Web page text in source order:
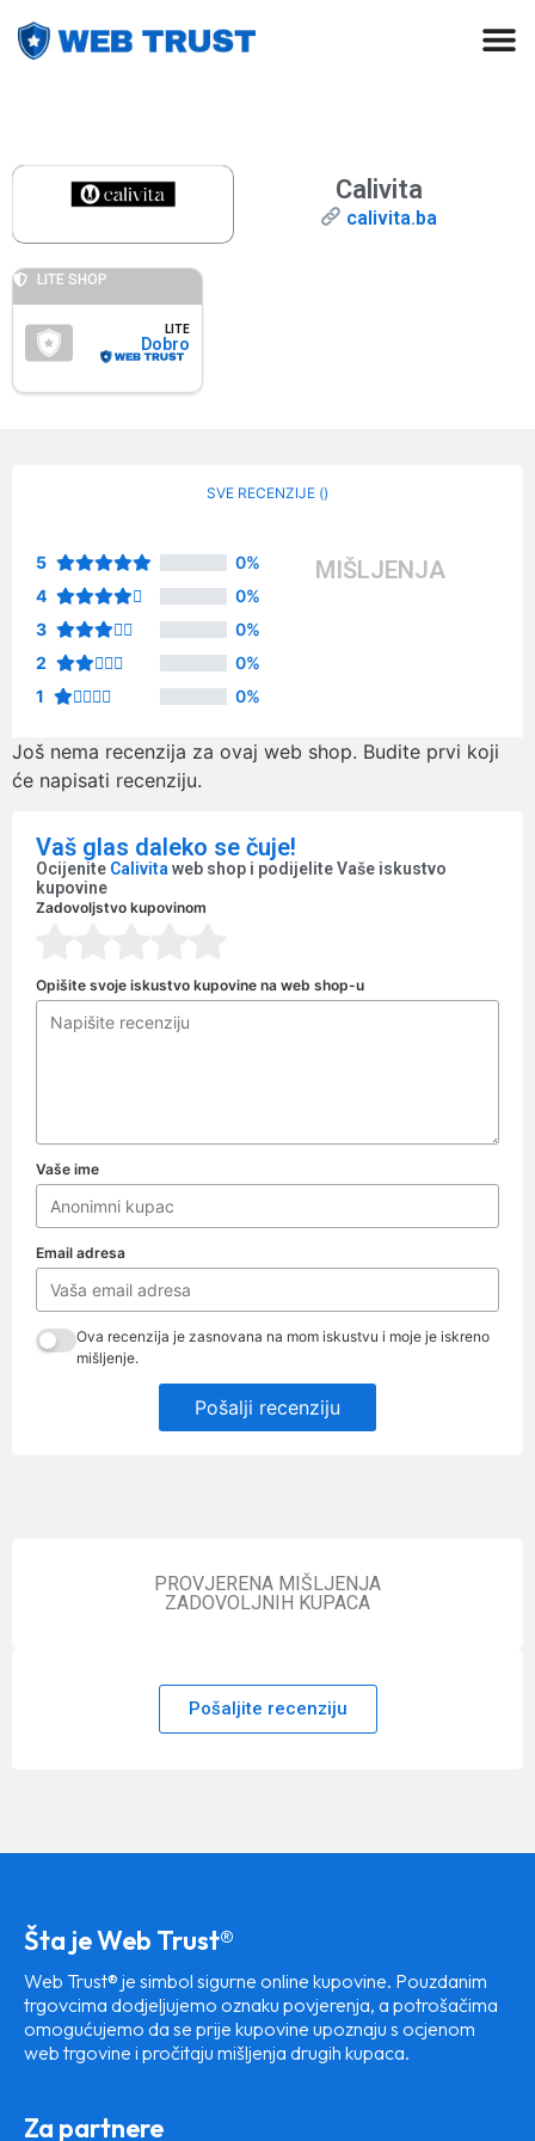
Calivita
calivita.ba
LITE SHOP
LITE
Dobro
SVE RECENZIJE ()
5
0%
4
0%
3
0%
2
0%
1
0%
MIŠLJENJA
Još nema recenzija za ovaj web shop. Budite prvi koji
će napisati recenziju.
Vaš glas daleko se čuje!
Ocijenite Calivita web shop i podijelite Vaše iskustvo
kupovine
Zadovoljstvo kupovinom
Opišite svoje iskustvo kupovine na web shop-u
Vaše ime
Email adresa
Ova recenzija je zasnovana na mom iskustvu i moje je iskreno
mišljenje.
Pošalji recenziju
PROVJERENA MIŠLJENJA
ZADOVOLJNIH KUPACA
Pošaljite recenziju
Šta je Web Trust®
Web Trust® je simbol sigurne online kupovine. Pouzdanim
trgovcima dodjeljujemo oznaku povjerenja, a potrošačima
omogućujemo da se prije kupovine upoznaju s ocjenom
web trgovine i pročitaju mišljenja drugih kupaca.
Za partnere